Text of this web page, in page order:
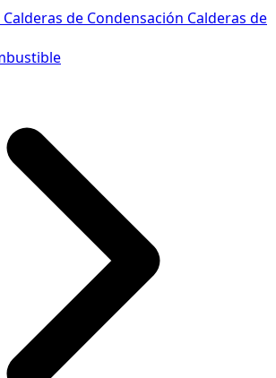
Calderas de Condensación Calderas de